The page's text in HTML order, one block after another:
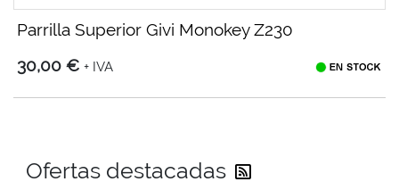
Parrilla Superior Givi Monokey Z230
30,00 € + IVA
Ofertas destacadas